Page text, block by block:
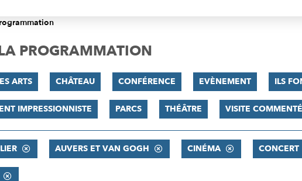
PROGRAMMATION
ARTS CHÂTEAU CONFÉRENCE EVÈNEMENT ILS
IMPRESSIONNISTE PARCS THÉÂTRE VISITE
AUVERS ET VAN GOGH CINÉMA CONCERT